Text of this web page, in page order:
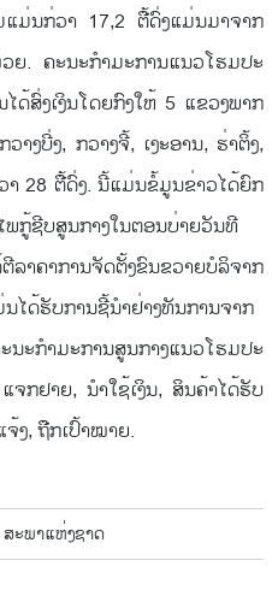
ມ່ນ​ກ່​ວາ 17,2 ຕື້​ດົ່ງ​ແມ່ນ​ມາຈາກ
. ຄະ​ນະ​ກ​ຳ​ມະ​ການ​ແນວ​ໂຮມ​ປະ​
ດ້​ສົ່ງ​ເງິນ​ໂດຍ​ກົງ​ໃຫ້ 5 ແຂວງ​ພາກ​
ງ​ບີ່ງ, ກວາງ​ຈີ້, ເງະ​ອານ, ຮ່າ​ຕິ້ງ,
າ 28 ຕື້​ດົ່ງ. ນີ້​ແມ່ນ​ຂໍ້​ມູນ​ຂ່າ​ວ​ໄດ້​ຍົກ​
ກູ້​ຊ​ີບ​ສູນ​ກາງ​ໃນ​ຕອນ​ບ່າຍ​ວັນ​ທີ
ລາ​ຄາ​ການ​ຈັດ​ຕັ້ງ​ຂົ​ນ​ຂວາຍ​ບໍ​ລິ​ຈາກ​
ໄດ້​ຮັບ​ການຊີ້​ນຳ​ຢ່າງ​ທັນ​ການ​ຈາກ
ະ​ກຳ​ມະ​ການ​ສູນ​ກາງ​ແນວ​ໂຮມ​ປະ​
ຈກ​ຢາຍ, ນຳ​ໃຊ້​ເງິນ, ສິນ​ຄ້າ​ໄດ້​ຮັບ​
ຈ້ງ, ຖືກ​ເປົ້າ​ໝາຍ.
ສະ​ພາ​ແຫ່ງ​ຊາດ